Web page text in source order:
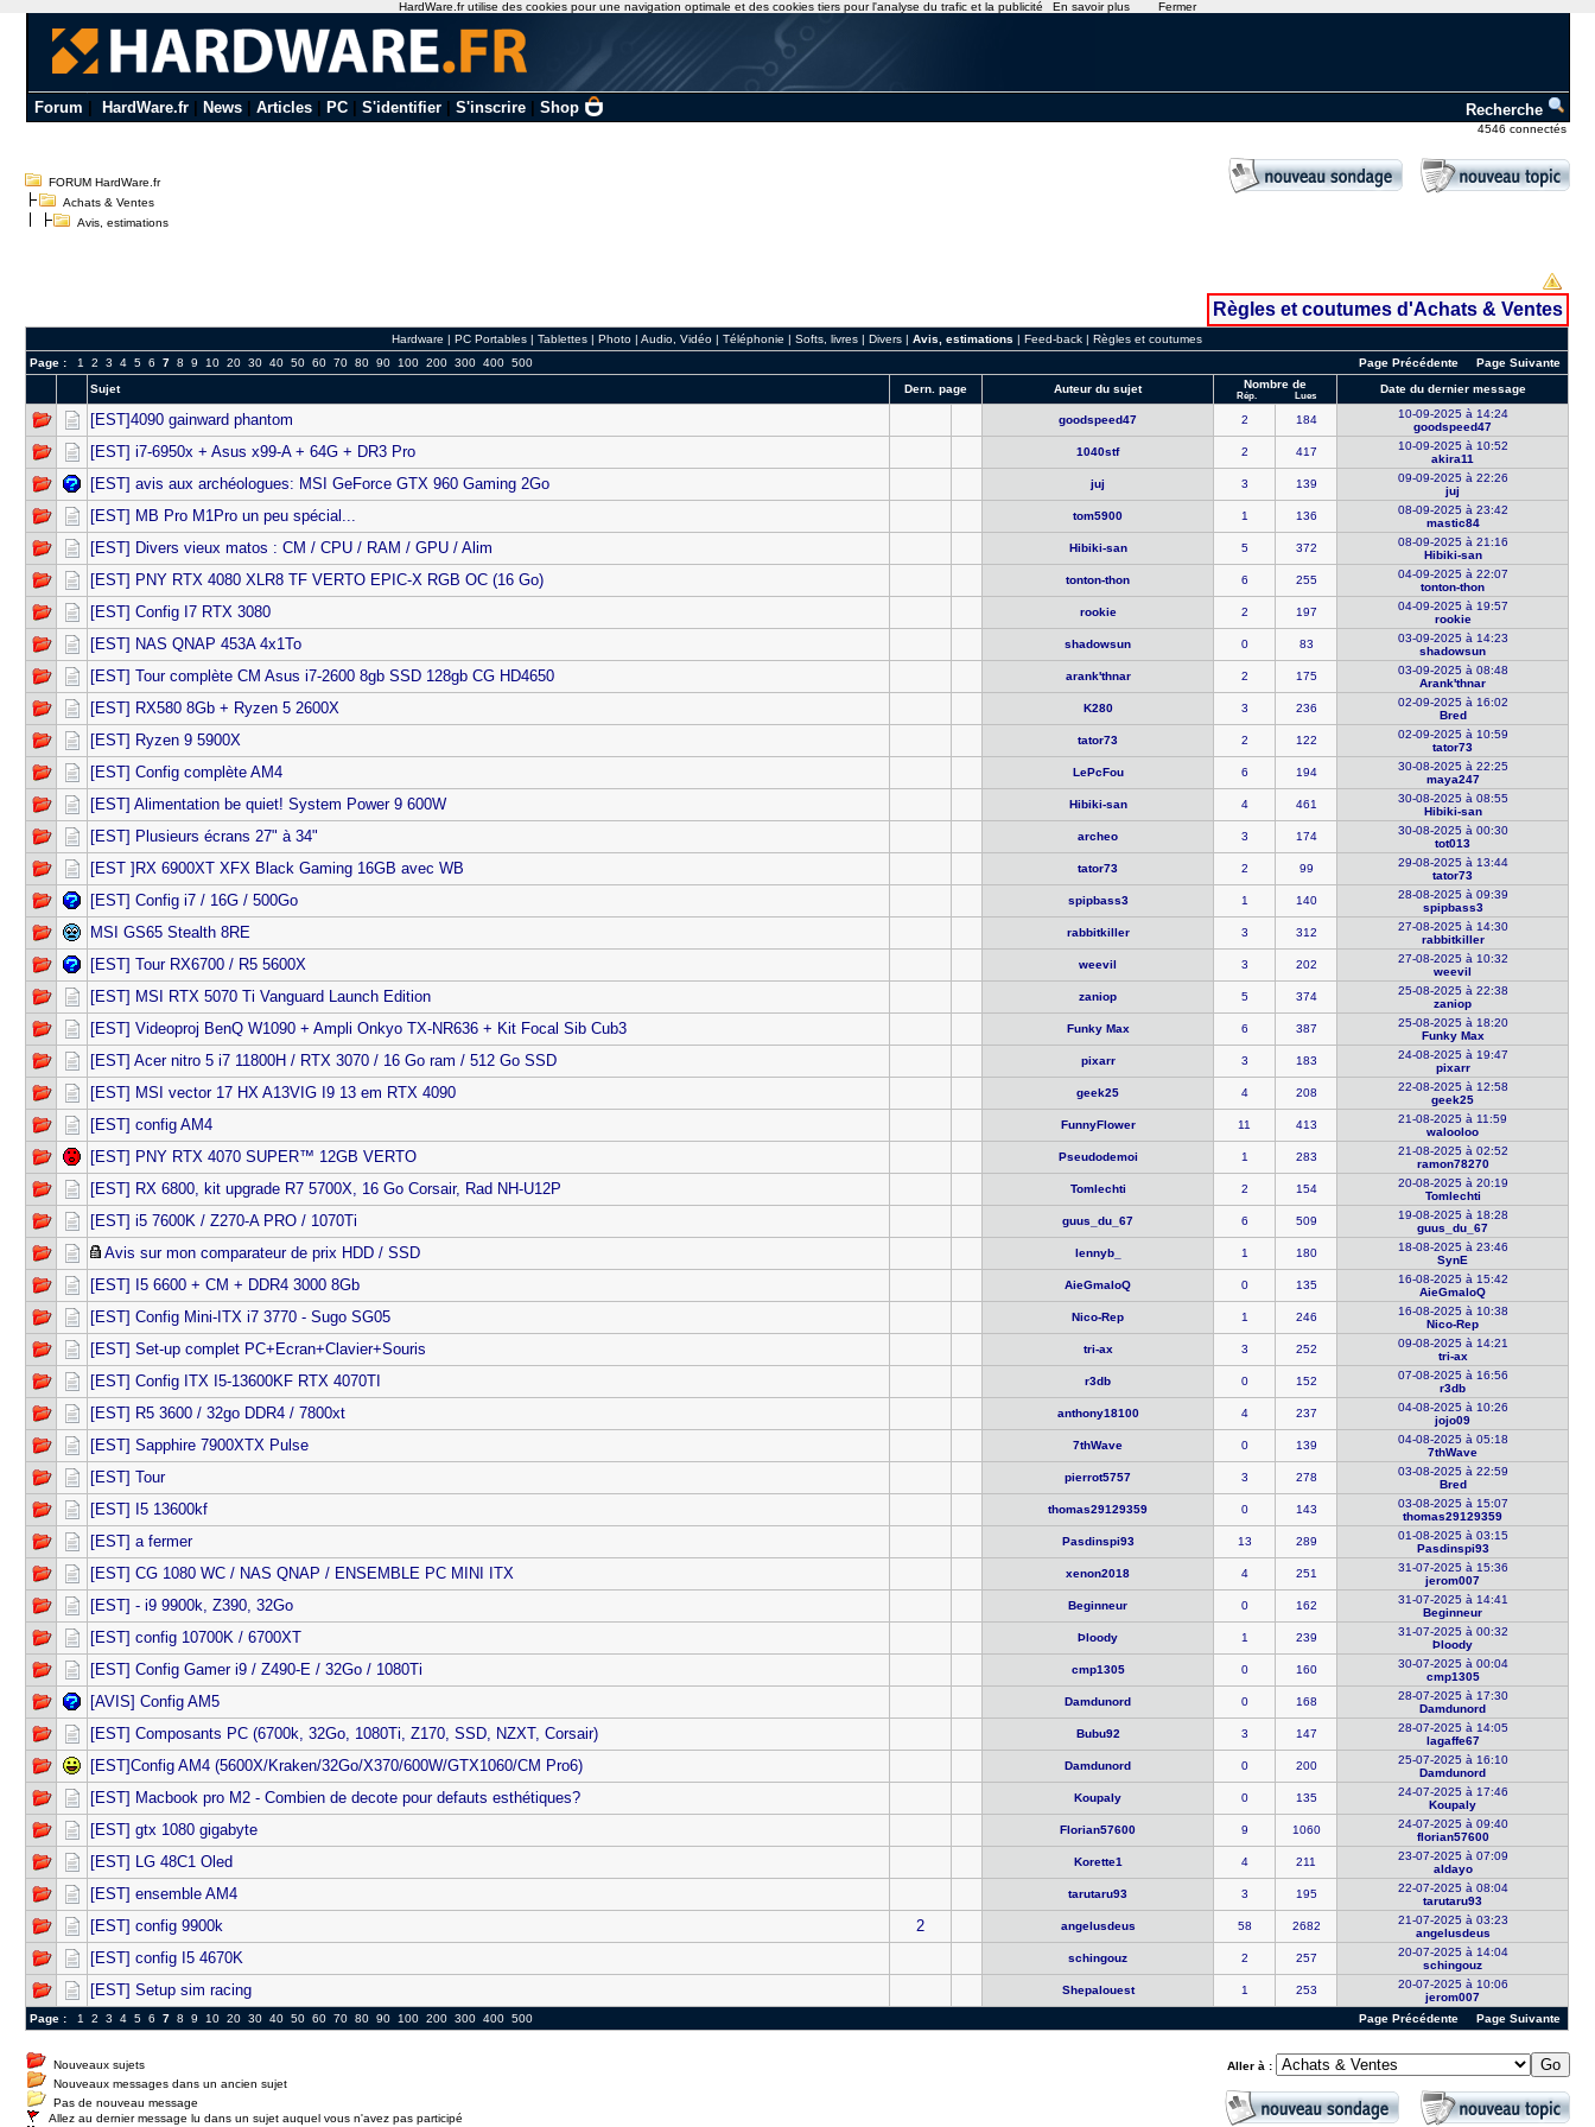
Forum HardWare.fr| News| Articles| PC| S'identifier| S'inscrire| Shop Recherche
4546 connectés
FORUM HardWare.fr
Achats & Ventes
Avis, estimations
Règles et coutumes d'Achats & Ventes
Hardware |PC Portables |Tablettes |Photo |Audio, Vidéo |Téléphonie |Softs, livres |Divers |Avis, estimations |Feed-back |Règles et coutumes
Page :
1 2 3 4 5 6 7 8 9 10 20 30 40 50 60 70 80 90 100 200 300 400 500 Page Suivante
Page Précédente
Sujet
Dern. page Auteur du sujet Nombre de
Rép. Lues
Date du dernier message
[EST]4090 gainward phantom goodspeed4​7 2 184
10-09-2025 à 14:24
goodspeed4​7
[EST] i7-6950x + Asus x99-A + 64G + DR3 Pro 1040stf 2 417
10-09-2025 à 10:52
akira11
[EST] avis aux archéologues: MSI GeForce GTX 960 Gaming 2Go juj 3 139
09-09-2025 à 22:26
juj
[EST] MB Pro M1Pro un peu spécial... tom5900 1 136
08-09-2025 à 23:42
mastic84
[EST] Divers vieux matos : CM / CPU / RAM / GPU / Alim Hibiki-san 5 372
08-09-2025 à 21:16
Hibiki-san
[EST] PNY RTX 4080 XLR8 TF VERTO EPIC-X RGB OC (16 Go) tonton-tho​n 6 255
04-09-2025 à 22:07
tonton-tho​n
[EST] Config I7 RTX 3080 rookie 2 197
04-09-2025 à 19:57
rookie
[EST] NAS QNAP 453A 4x1To shadowsun 0 83
03-09-2025 à 14:23
shadowsun
[EST] Tour complète CM Asus i7-2600 8gb SSD 128gb CG HD4650 arank'thna​r 2 175
03-09-2025 à 08:48
Arank'thna​r
[EST] RX580 8Gb + Ryzen 5 2600X K280 3 236
02-09-2025 à 16:02
Bred
[EST] Ryzen 9 5900X tator73 2 122
02-09-2025 à 10:59
tator73
[EST] Config complète AM4 LePcFou 6 194
30-08-2025 à 22:25
maya247
[EST] Alimentation be quiet! System Power 9 600W Hibiki-san 4 461
30-08-2025 à 08:55
Hibiki-san
[EST] Plusieurs écrans 27" à 34" archeo 3 174
30-08-2025 à 00:30
tot013
[EST ]RX 6900XT XFX Black Gaming 16GB avec WB tator73 2 99
29-08-2025 à 13:44
tator73
[EST] Config i7 / 16G / 500Go spipbass3 1 140
28-08-2025 à 09:39
spipbass3
MSI GS65 Stealth 8RE rabbitkill​er 3 312
27-08-2025 à 14:30
rabbitkill​er
[EST] Tour RX6700 / R5 5600X weevil 3 202
27-08-2025 à 10:32
weevil
[EST] MSI RTX 5070 Ti Vanguard Launch Edition zaniop 5 374
25-08-2025 à 22:38
zaniop
[EST] Videoproj BenQ W1090 + Ampli Onkyo TX-NR636 + Kit Focal Sib Cub3 Funky Max 6 387
25-08-2025 à 18:20
Funky Max
[EST] Acer nitro 5 i7 11800H / RTX 3070 / 16 Go ram / 512 Go SSD pixarr 3 183
24-08-2025 à 19:47
pixarr
[EST] MSI vector 17 HX A13VIG I9 13 em RTX 4090 geek25 4 208
22-08-2025 à 12:58
geek25
[EST] config AM4 FunnyFlowe​r 11 413
21-08-2025 à 11:59
walooloo
[EST] PNY RTX 4070 SUPER™ 12GB VERTO Pseudodemo​i 1 283
21-08-2025 à 02:52
ramon78270
[EST] RX 6800, kit upgrade R7 5700X, 16 Go Corsair, Rad NH-U12P Tomlechti 2 154
20-08-2025 à 20:19
Tomlechti
[EST] i5 7600K / Z270-A PRO / 1070Ti guus_du_67 6 509
19-08-2025 à 18:28
guus_du_67
Avis sur mon comparateur de prix HDD / SSD lennyb_ 1 180
18-08-2025 à 23:46
SynE
[EST] I5 6600 + CM + DDR4 3000 8Gb AieGmaloQ 0 135
16-08-2025 à 15:42
AieGmaloQ
[EST] Config Mini-ITX i7 3770 - Sugo SG05 Nico-Rep 1 246
16-08-2025 à 10:38
Nico-Rep
[EST] Set-up complet PC+Ecran+Clavier+Souris tri-ax 3 252
09-08-2025 à 14:21
tri-ax
[EST] Config ITX I5-13600KF RTX 4070TI r3db 0 152
07-08-2025 à 16:56
r3db
[EST] R5 3600 / 32go DDR4 / 7800xt anthony181​00 4 237
04-08-2025 à 10:26
jojo09
[EST] Sapphire 7900XTX Pulse 7thWave 0 139
04-08-2025 à 05:18
7thWave
[EST] Tour pierrot575​7 3 278
03-08-2025 à 22:59
Bred
[EST] I5 13600kf thomas2912​9359 0 143
03-08-2025 à 15:07
thomas2912​9359
[EST] a fermer Pasdinspi9​3 13 289
01-08-2025 à 03:15
Pasdinspi9​3
[EST] CG 1080 WC / NAS QNAP / ENSEMBLE PC MINI ITX xenon2018 4 251
31-07-2025 à 15:36
jerom007
[EST] - i9 9900k, Z390, 32Go Beginneur 0 162
31-07-2025 à 14:41
Beginneur
[EST] config 10700K / 6700XT Þloody 1 239
31-07-2025 à 00:32
Þloody
[EST] Config Gamer i9 / Z490-E / 32Go / 1080Ti cmp1305 0 160
30-07-2025 à 00:04
cmp1305
[AVIS] Config AM5 Damdunord 0 168
28-07-2025 à 17:30
Damdunord
[EST] Composants PC (6700k, 32Go, 1080Ti, Z170, SSD, NZXT, Corsair) Bubu92 3 147
28-07-2025 à 14:05
lagaffe67
[EST]Config AM4 (5600X/Kraken/32Go/X370/600W/GTX1060/CM Pro6) Damdunord 0 200
25-07-2025 à 16:10
Damdunord
[EST] Macbook pro M2 - Combien de decote pour defauts esthétiques? Koupaly 0 135
24-07-2025 à 17:46
Koupaly
[EST] gtx 1080 gigabyte Florian576​00 9 1060
24-07-2025 à 09:40
florian576​00
[EST] LG 48C1 Oled Korette1 4 211
23-07-2025 à 07:09
aldayo
[EST] ensemble AM4 tarutaru93 3 195
22-07-2025 à 08:04
tarutaru93
[EST] config 9900k 2 angelusdeu​s 58 2682
21-07-2025 à 03:23
angelusdeu​s
[EST] config I5 4670K schingouz 2 257
20-07-2025 à 14:04
schingouz
[EST] Setup sim racing Shepaloues​t 1 253
20-07-2025 à 10:06
jerom007
Page :
1 2 3 4 5 6 7 8 9 10 20 30 40 50 60 70 80 90 100 200 300 400 500 Page Suivante
Page Précédente
Aller à :
Nouveaux sujets
Nouveaux messages dans un ancien sujet
Pas de nouveau message
Allez au dernier message lu dans un sujet auquel vous n'avez pas participé
HardWare.fr utilise des cookies pour une navigation optimale et des cookies tiers pour l'analyse du trafic et la publicité En savoir plus Fermer